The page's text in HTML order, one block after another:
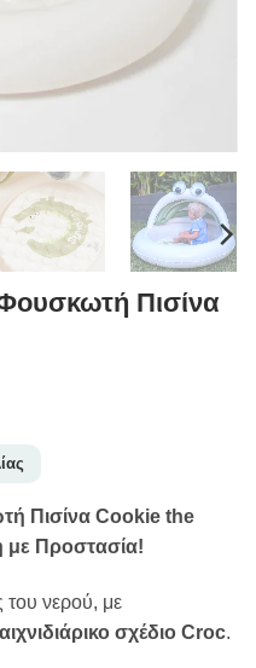
Πισίνα
Πισίνα Cookie the
με Προστασία!
του νερού, με
σχέδιο Croc.